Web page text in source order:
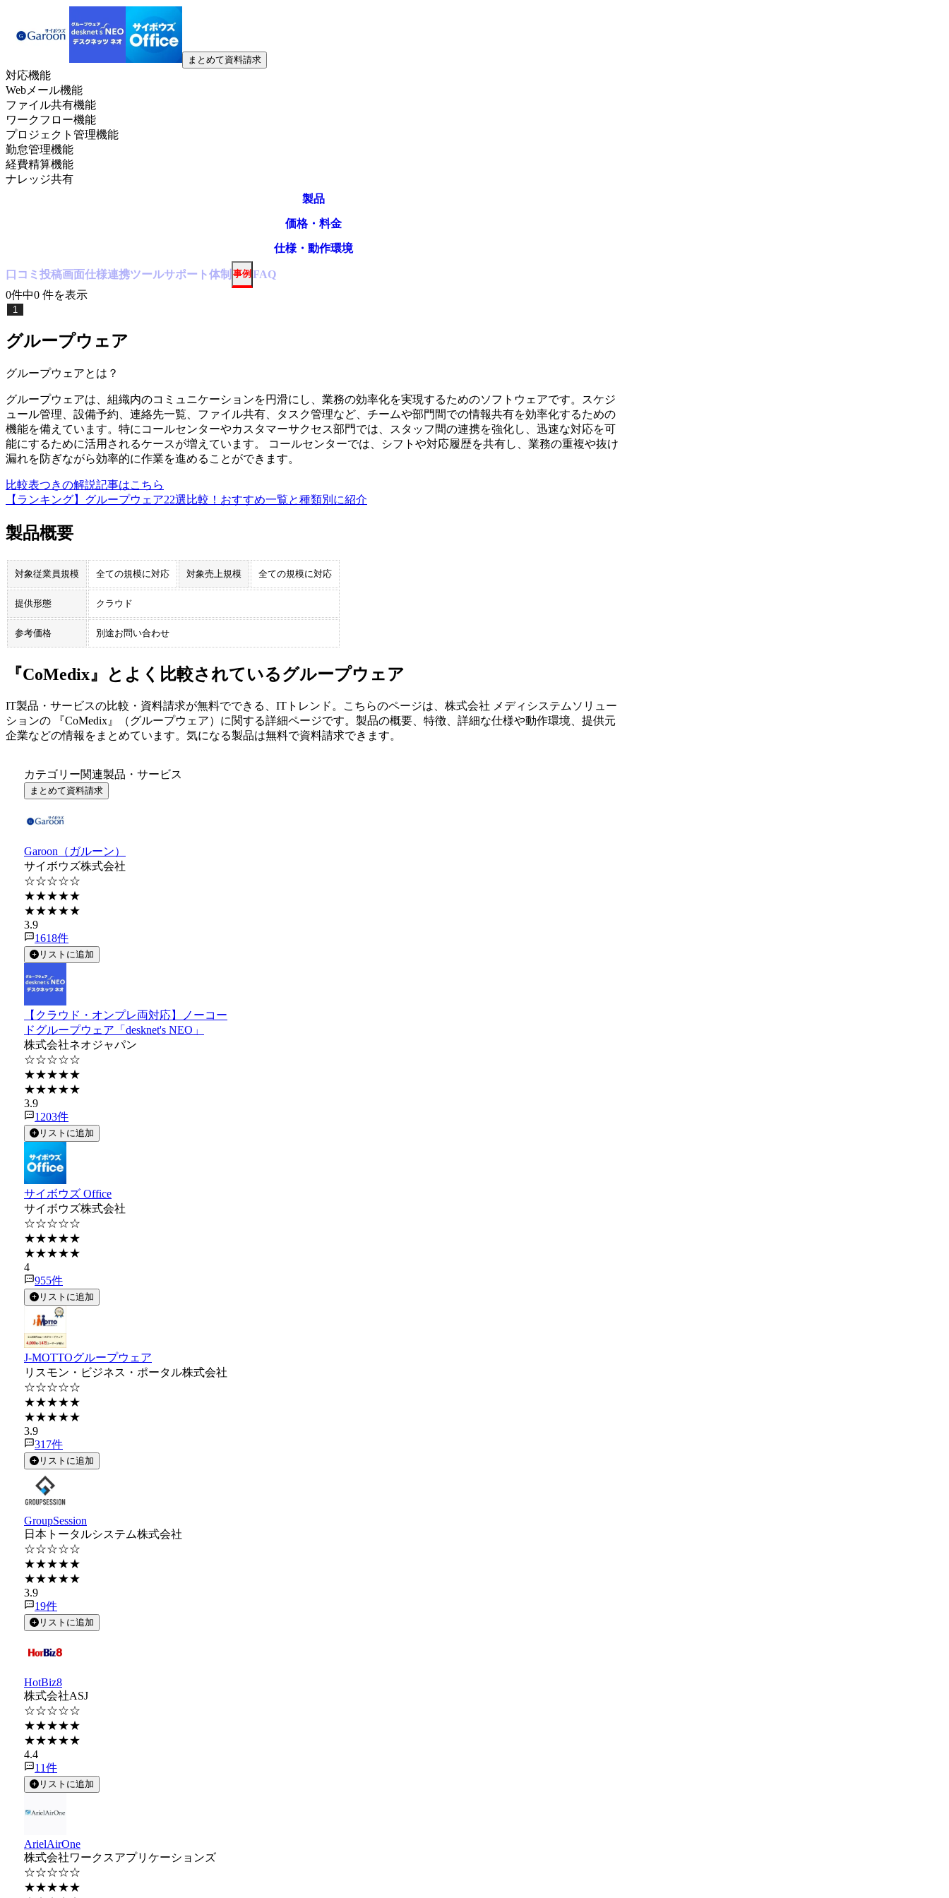
まとめて資料請求
対応機能
Webメール機能
ファイル共有機能
ワークフロー機能
プロジェクト管理機能
勤怠管理機能
経費精算機能
ナレッジ共有
製品
価格・料金
仕様・動作環境
口コミ 投稿画面仕様連携ツールサポート体制 事例 FAQ
0件中0 件を表示
1
グループウェア
グループウェアとは？
グループウェアは、組織内のコミュニケーションを円滑にし、業務の効率化を実現するためのソフトウェアです。スケジ
ュール管理、設備予約、連絡先一覧、ファイル共有、タスク管理など、チームや部門間での情報共有を効率化するための
機能を備えています。特にコールセンターやカスタマーサクセス部門では、スタッフ間の連携を強化し、迅速な対応を可
能にするために活用されるケースが増えています。 コールセンターでは、シフトや対応履歴を共有し、業務の重複や抜け
漏れを防ぎながら効率的に作業を進めることができます。
比較表つきの解説記事はこちら
【ランキング】グループウェア22選比較！おすすめ一覧と種類別に紹介
製品概要
対象従業員規模 全ての規模に対応 対象売上規模 全ての規模に対応
提供形態 クラウド
参考価格 別途お問い合わせ
『CoMedix』とよく比較されているグループウェア
IT製品・サービスの比較・資料請求が無料でできる、ITトレンド。こちらのページは、 株式会社 メディシステムソリュー
ションの 『CoMedix』（グループウェア）に関する詳細ページです。製品の概要、特徴、詳細な仕様や動作環境、提供元
企業などの情報をまとめています。気になる製品は無料で資料請求できます。
カテゴリー関連製品・サービス
まとめて資料請求
Garoon（ガルーン）
サイボウズ株式会社
☆☆☆☆☆
★★★★★
★★★★★
3.9
1618件
リストに追加
【クラウド・オンプレ両対応】ノーコー
ドグループウェア「desknet's NEO」
株式会社ネオジャパン
☆☆☆☆☆
★★★★★
★★★★★
3.9
1203件
リストに追加
サイボウズ Office
サイボウズ株式会社
☆☆☆☆☆
★★★★★
★★★★★
4
955件
リストに追加
J-MOTTOグループウェア
リスモン・ビジネス・ポータル株式会社
☆☆☆☆☆
★★★★★
★★★★★
3.9
317件
リストに追加
GroupSession
日本トータルシステム株式会社
☆☆☆☆☆
★★★★★
★★★★★
3.9
19件
リストに追加
HotBiz8
株式会社ASJ
☆☆☆☆☆
★★★★★
★★★★★
4.4
11件
リストに追加
ArielAirOne
株式会社ワークスアプリケーションズ
☆☆☆☆☆
★★★★★